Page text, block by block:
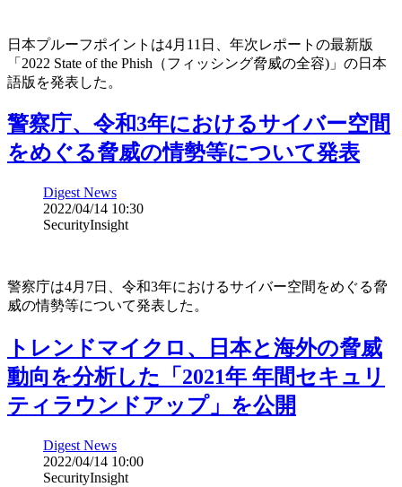
日本プルーフポイントは4月11日、年次レポートの最新版
「2022 State of the Phish（フィッシング脅威の全容)」の日本
語版を発表した。
警察庁、令和3年におけるサイバー空間
をめぐる脅威の情勢等について発表
Digest News
2022/04/14 10:30
SecurityInsight
警察庁は4月7日、令和3年におけるサイバー空間をめぐる脅
威の情勢等について発表した。
トレンドマイクロ、日本と海外の脅威
動向を分析した「2021年 年間セキュリ
ティラウンドアップ」を公開
Digest News
2022/04/14 10:00
SecurityInsight